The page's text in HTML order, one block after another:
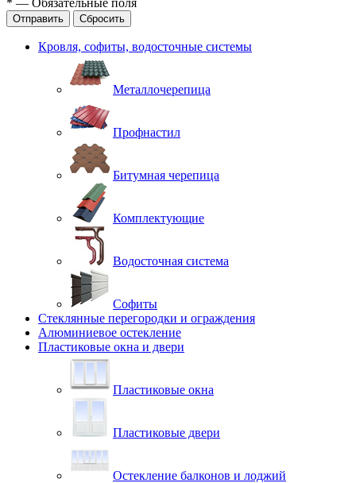
Отправить Сбросить
Кровля, софиты, водосточные системы
Металлочерепица
Профнастил
Битумная черепица
Комплектующие
Водосточная система
Софиты
Стеклянные перегородки и ограждения
Алюминиевое остекление
Пластиковые окна и двери
Пластиковые окна
Пластиковые двери
Остекление балконов и лоджий